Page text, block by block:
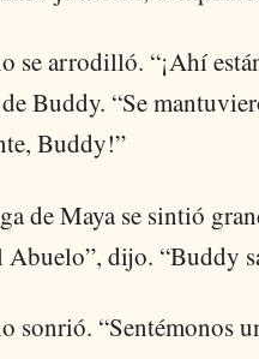
se arrodilló. “¡Ahí
Buddy. “Se
Buddy!”
de Maya se sintió
Abuelo”, dijo. “Buddy
sonrió. “Sentémonos